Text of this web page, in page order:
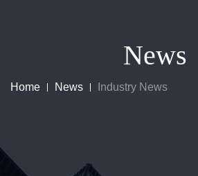
News
Home News Industry News